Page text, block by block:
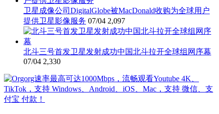
卫星成像公司DigitalGlobe被MacDonald收购为全球用户
提供卫星影像服务 07/04 2,097
北斗三号首发卫星发射成功中国北斗拉开全球组网序幕
07/04 2,330